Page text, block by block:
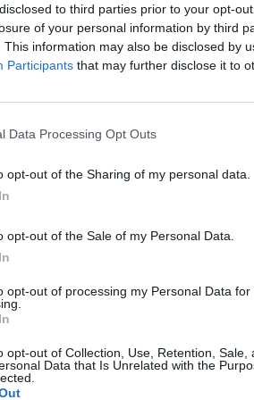
to third parties prior to your opt-
of your personal information by third
This information may also be disclosed by
Participants that may further disclose it to
Data Processing Opt Outs
opt-out of the Sharing of my personal data.
opt-out of the Sale of my Personal Data.
opt-out of processing my Personal Data for
opt-out of Collection, Use, Retention, Sale,
Data that Is Unrelated with the
contro la Sampdoria.
mentre differenziato
muscolare con la
club granata